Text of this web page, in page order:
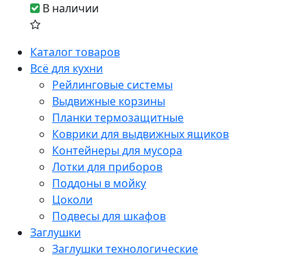
Каталог товаров
Всё для кухни
Рейлинговые системы
Выдвижные корзины
Планки термозащитные
Коврики для выдвижных ящиков
Контейнеры для мусора
Лотки для приборов
Поддоны в мойку
Цоколи
Подвесы для шкафов
Заглушки
Заглушки технологические
В наличии